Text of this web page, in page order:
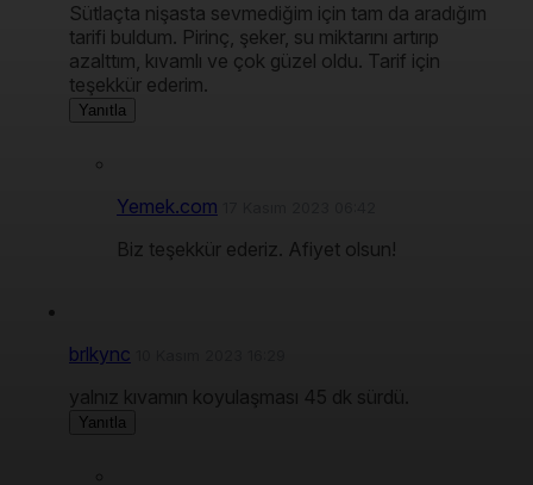
Sütlaçta nişasta sevmediğim için tam da aradığım
tarifi buldum. Pirinç, şeker, su miktarını artırıp
azalttım, kıvamlı ve çok güzel oldu. Tarif için
teşekkür ederim.
Yanıtla
Yemek.com
Biz teşekkür ederiz. Afiyet olsun!
brlkync
yalnız kıvamın koyulaşması 45 dk sürdü.
Yanıtla